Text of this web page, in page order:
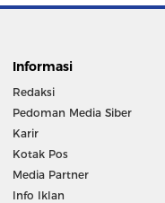
Informasi
Redaksi
Pedoman Media Siber
Karir
Kotak Pos
Media Partner
Info Iklan